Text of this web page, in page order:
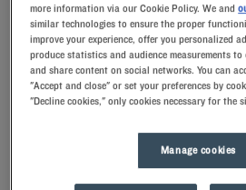
Lassen Sie sich verwöhnen –
Hotels in Arpajon. Bei Ihrer Ankunft
Mitarbeitern mit einem Lächeln
aufmerksamen Gesten
einzigartigen Komfort unserer
den Tag richtig zu beginnen, sollten
gefrorenen Joghurt … Mindestens
more information via our Cookie Policy. We and
similar technologies to ensure the proper
improve your experience, offer you personalized
produce statistics and audience measurements
and share content on social networks. You can
"Accept and close" or set your preferences by
"Decline cookies," only cookies necessary for the
Manage cookies